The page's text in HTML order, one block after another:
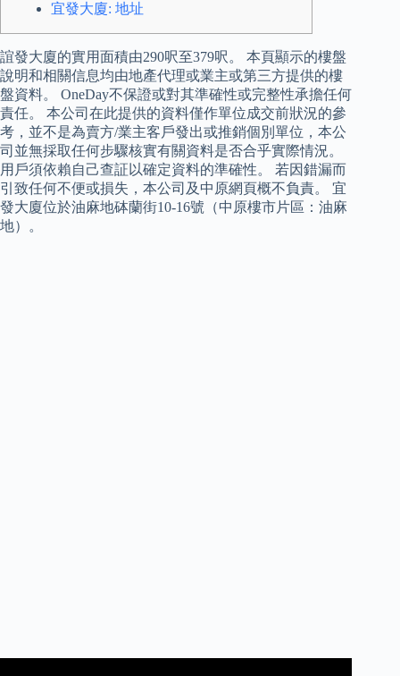
宜發大廈: 地址
誼發大廈的實用面積由290呎至379呎。 本頁顯示的樓盤
說明和相關信息均由地產代理或業主或第三方提供的樓
盤資料。 OneDay不保證或對其準確性或完整性承擔任何
責任。 本公司在此提供的資料僅作單位成交前狀況的參
考，並不是為賣方/業主客戶發出或推銷個別單位，本公
司並無採取任何步驟核實有關資料是否合乎實際情況。
用戶須依賴自己查証以確定資料的準確性。 若因錯漏而
引致任何不便或損失，本公司及中原網頁概不負責。 宜
發大廈位於油麻地砵蘭街10-16號（中原樓市片區：油麻
地）。